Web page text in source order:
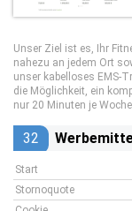
Unser Ziel ist es, Ihr
nahezu an jedem Ort
unser kabelloses EMS-
die Möglichkeit, ein
nur 20 Minuten je
32
Start
Stornoquote